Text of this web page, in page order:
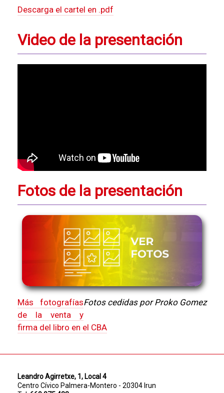
Descarga el cartel en .pdf
Video de la presentación
Fotos de la presentación
Fotos cedidas por Proko Gomez
Más fotografías
de la venta y
firma del libro en el CBA
Leandro Agirretxe, 1, Local 4
Centro Cívico Palmera-Montero - 20304 Irun